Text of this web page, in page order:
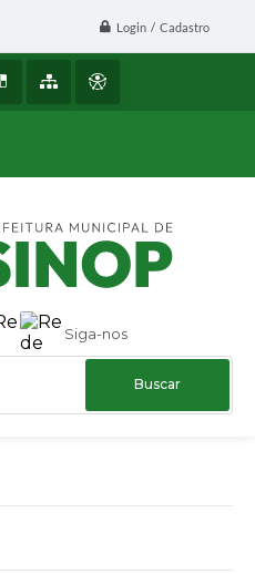
Login / Cadastro
Siga-nos